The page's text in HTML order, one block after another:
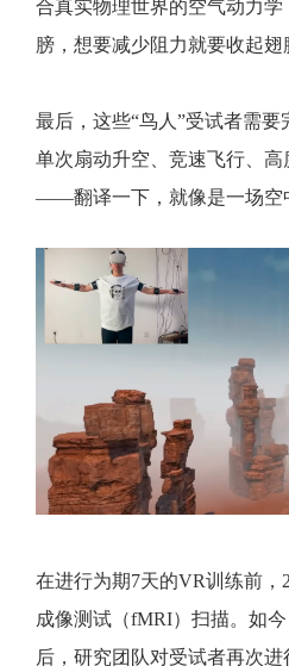
合真实物理世界的空气动力
膀，想要减少阻力就要收起翅
最后，这些“鸟人”受试者需要
单次扇动升空、竞速飞行、
——翻译一下，就像是一场空
在进行为期7天的VR训练前，
成像测试（fMRI）扫描。如
后，研究团队对受试者再次进